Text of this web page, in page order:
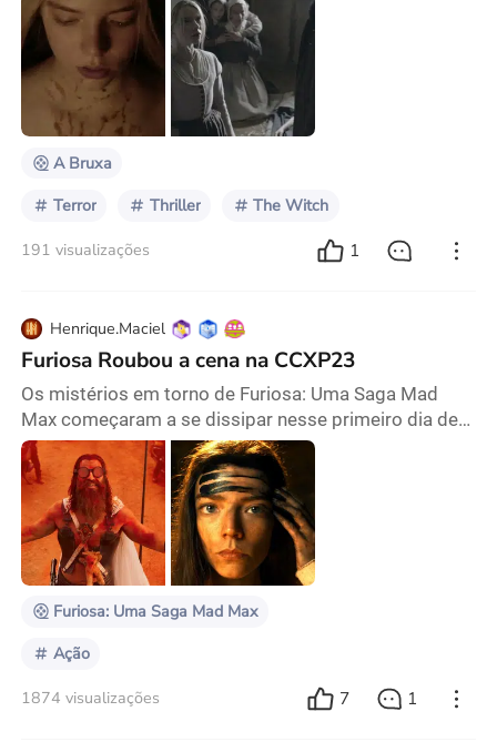
lenda popular. Diferentemente de filmes de terror
tradicionais centrados na religião e no exorcismo,
este filme parece conduzir as respostas a todos os
seus mistérios para uma possibilidade que não é
sobrenatural. Esta análise baseia-se no pressu
A Bruxa
Terror Thriller The Witch
191 visualizações 1
Henrique.Maciel
Furiosa Roubou a cena na CCXP23
Os mistérios em torno de Furiosa: Uma Saga Mad
Max começaram a se dissipar nesse primeiro dia de
CCXP23, que recebeu o diretor George Miller (Mad
Max) e os astros Anya Taylor-Joy (Os Novos
Mutantes) e Chris Hemsworth (Os Vingadores) para o
lançamento do primeiro trailer do filme. Muito mais
do que dar um gostinho do visual do longa, o painel
trouxe mais detalhes da história, que até agora
estavam
Furiosa: Uma Saga Mad Max
Ação
1874 visualizações 7 1